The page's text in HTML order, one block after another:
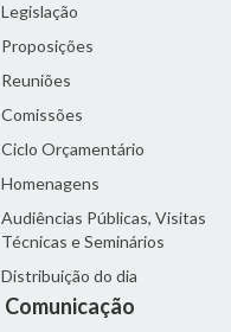
Legislação
Proposições
Reuniões
Comissões
Ciclo Orçamentário
Homenagens
Audiências Públicas, Visitas
Técnicas e Seminários
Distribuição do dia
Comunicação